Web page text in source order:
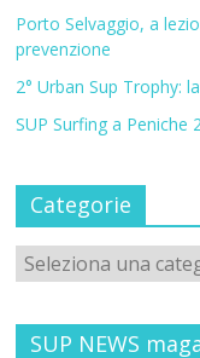
Porto Selvaggio, a
prevenzione
2° Urban Sup Trophy:
SUP Surfing a Peniche
Categorie
SUP NEWS